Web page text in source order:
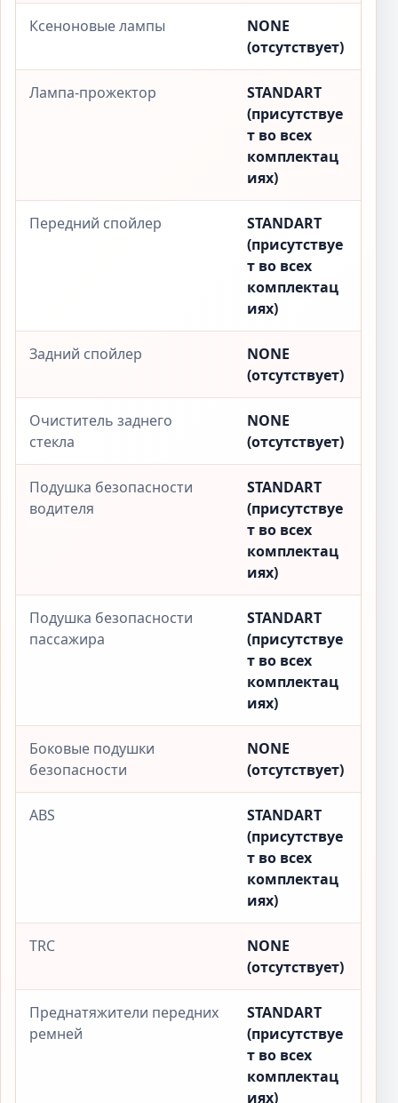
Ксеноновые лампы
NONE
(отсутствует)
Лампа-прожектор
STANDART
(присутствуе
т во всех
комплектац
иях)
Передний спойлер
STANDART
(присутствуе
т во всех
комплектац
иях)
Задний спойлер
NONE
(отсутствует)
Очиститель заднего
стекла
NONE
(отсутствует)
Подушка безопасности
водителя
STANDART
(присутствуе
т во всех
комплектац
иях)
Подушка безопасности
пассажира
STANDART
(присутствуе
т во всех
комплектац
иях)
Боковые подушки
безопасности
NONE
(отсутствует)
ABS
STANDART
(присутствуе
т во всех
комплектац
иях)
TRC
NONE
(отсутствует)
Преднатяжители передних
ремней
STANDART
(присутствуе
т во всех
комплектац
иях)